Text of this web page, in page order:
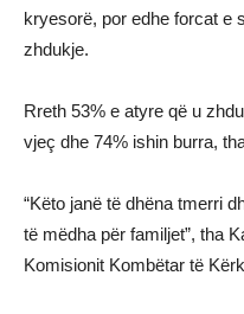
kryesorë, por edhe forcat e
zhdukje.
Rreth 53% e atyre që u
vjeç dhe 74% ishin burra,
“Këto janë të dhëna tmerri
të mëdha për familjet”, tha
Komisionit Kombëtar të